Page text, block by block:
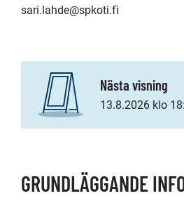
sari.lahde@spkoti.fi
Nästa visning
13.8.2026 klo
GRUNDLÄGGANDE